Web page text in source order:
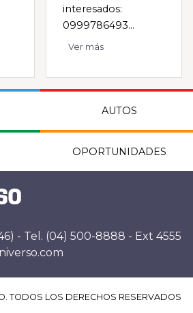
interesados:
0999786493...
Ver más
AUTOS
OPORTUNIDADES
- Tel. (04) 500-8888 - Ext 4555
TODOS LOS DERECHOS RESERVADOS